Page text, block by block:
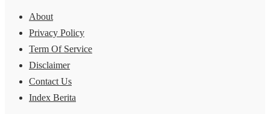
About
Privacy Policy
Term Of Service
Disclaimer
Contact Us
Index Berita